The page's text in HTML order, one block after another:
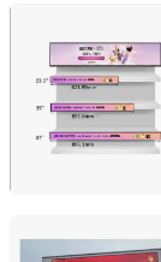
Shenzhen
Guangdong,
Guangzhou